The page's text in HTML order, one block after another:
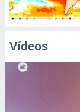
Vídeos